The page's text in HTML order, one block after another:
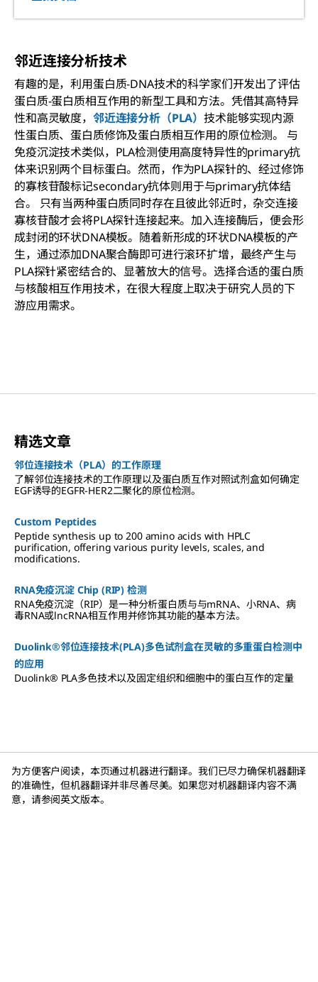
邻近连接分析技术
有趣的是，利用蛋白质-DNA技术的科学家们开发出了评估
蛋白质-蛋白质相互作用的新型工具和方法。凭借其高特异
性和高灵敏度， 邻近连接分析（PLA）技术能够实现内源
性蛋白质、蛋白质修饰及蛋白质相互作用的原位检测。 与
免疫沉淀技术类似，PLA检测使用高度特异性的primary抗
体来识别两个目标蛋白。然而，作为PLA探针的、经过修饰
的寡核苷酸标记secondary抗体则用于与primary抗体结
合。 只有当两种蛋白质同时存在且彼此邻近时，杂交连接
寡核苷酸才会将PLA探针连接起来。加入连接酶后，便会形
成封闭的环状DNA模板。随着新形成的环状DNA模板的产
生，通过添加DNA聚合酶即可进行滚环扩增，最终产生与
PLA探针紧密结合的、显著放大的信号。选择合适的蛋白质
与核酸相互作用技术，在很大程度上取决于研究人员的下
游应用需求。
精选文章
邻位连接技术（PLA）的工作原理
了解邻位连接技术的工作原理以及蛋白质互作对照试剂盒如何确定
EGF诱导的EGFR-HER2二聚化的原位检测。
Custom Peptides
Peptide synthesis up to 200 amino acids with HPLC
purification, offering various purity levels, scales, and
modifications.
RNA免疫沉淀 Chip (RIP) 检测
RNA免疫沉淀（RIP）是一种分析蛋白质与与mRNA、小RNA、病
毒RNA或lncRNA相互作用并修饰其功能的基本方法。
Duolink®邻位连接技术(PLA)多色试剂盒在灵敏的多重蛋白检测中
的应用
Duolink® PLA多色技术以及固定组织和细胞中的蛋白互作的定量
为方便客户阅读，本页通过机器进行翻译。我们已尽力确保机器翻译
的准确性，但机器翻译并非尽善尽美。如果您对机器翻译内容不满
意，请参阅英文版本。